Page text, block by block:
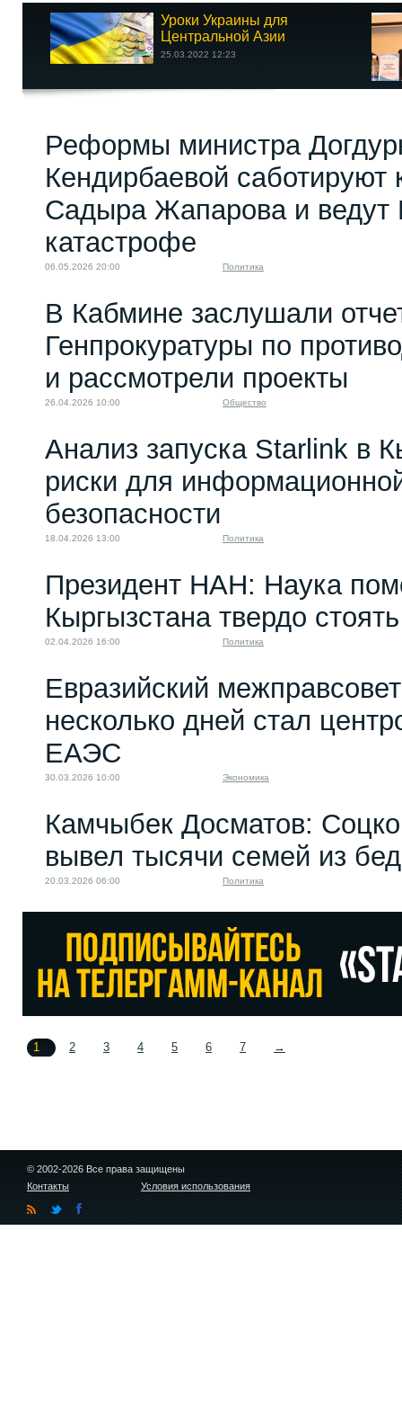
Уроки Украины для
Центральной Азии
25.03.2022 12:23
Реформы министра
Кендирбаевой саботируют
Садыра Жапарова и ведут
катастрофе
06.05.2026 20:00 Политика
В Кабмине заслушали
Генпрокуратуры по
и рассмотрели проекты
26.04.2026 10:00 Общество
Анализ запуска Starlink в
риски для
безопасности
18.04.2026 13:00 Политика
Президент НАН: Наука
Кыргызстана твердо
02.04.2026 16:00 Политика
Евразийский
несколько дней стал
ЕАЭС
30.03.2026 10:00 Экономика
Камчыбек Досматов:
вывел тысячи семей из
20.03.2026 06:00 Политика
1 2 3 4 5 6 7 →
© 2002-2026 Все права защищены
Контакты
Условия использования